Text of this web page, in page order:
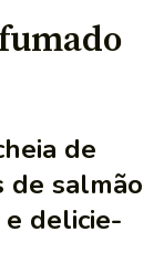
de
de salmão
delicie-